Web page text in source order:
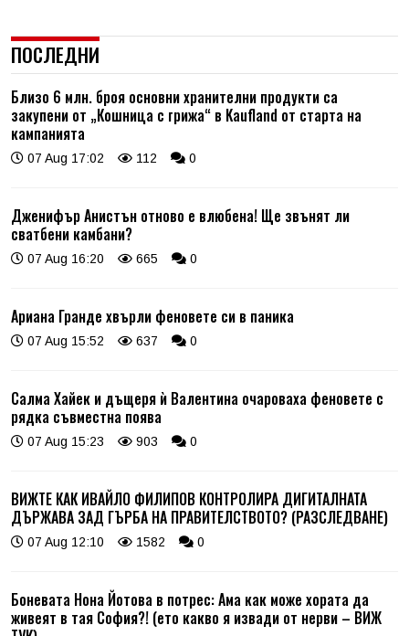
ПОСЛЕДНИ
Близо 6 млн. броя основни хранителни продукти са
закупени от „Кошница с грижа“ в Kaufland от старта на
кампанията
07 Aug 17:02 112 0
Дженифър Анистън отново е влюбена! Ще звънят ли
сватбени камбани?
07 Aug 16:20 665 0
Ариана Гранде хвърли феновете си в паника
07 Aug 15:52 637 0
Салма Хайек и дъщеря ѝ Валентина очароваха феновете с
рядка съвместна поява
07 Aug 15:23 903 0
ВИЖТЕ КАК ИВАЙЛО ФИЛИПОВ КОНТРОЛИРА ДИГИТАЛНАТА
ДЪРЖАВА ЗАД ГЪРБА НА ПРАВИТЕЛСТВОТО? (РАЗСЛЕДВАНЕ)
07 Aug 12:10 1582 0
Боневата Нона Йотова в потрес: Ама как може хората да
живеят в тая София?! (ето какво я извади от нерви – ВИЖ